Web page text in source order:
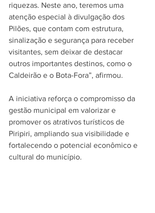
riquezas. Neste ano, teremos uma
atenção especial à divulgação dos
Pilões, que contam com estrutura,
sinalização e segurança para receber
visitantes, sem deixar de destacar
outros importantes destinos, como o
Caldeirão e o Bota-Fora”, afirmou.
A iniciativa reforça o compromisso da
gestão municipal em valorizar e
promover os atrativos turísticos de
Piripiri, ampliando sua visibilidade e
fortalecendo o potencial econômico e
cultural do município.